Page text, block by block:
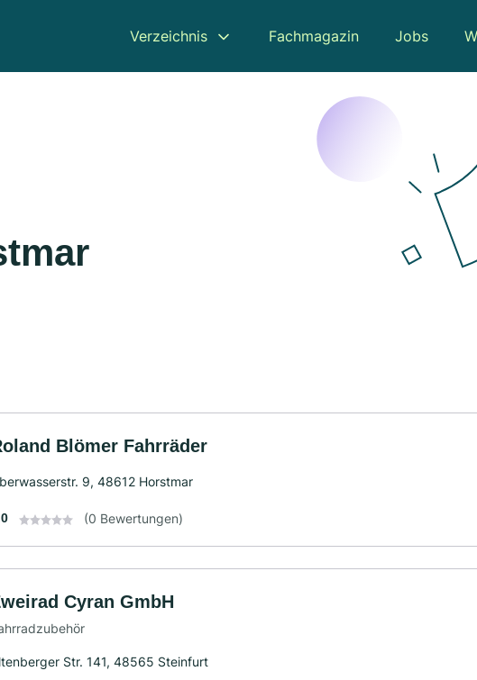
Verzeichnis Fachmagazin Jobs
Blömer Fahrräder
9, 48612 Horstmar
(0 Bewertungen)
Cyran GmbH
Str. 141, 48565 Steinfurt